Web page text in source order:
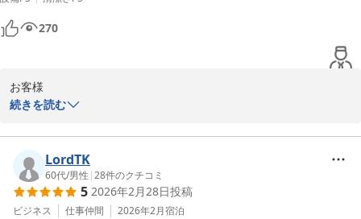
相鉄グランドフレッサ 熊本
270
お客様
とうございます。フロントスタッフの対応やお部屋の清潔さにご満
足いただけたとのこと、大変嬉しく拝見いたしました。
またの機会にも当ホテルをご利用いただけるとのお言葉は私どもの
大きな励みとなります。今後もより良いサービスを提供できますよ
続きを読む
LordTK
60代/男性 |28件のクチコミ
5 2026年2月28日投稿
ビジネス 仕事仲間 2026年2月宿泊